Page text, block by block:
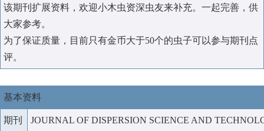
该期刊扩展资料，欢迎小木虫资深虫友来补充。一起完善，供
大家参考。
为了保证质量，目前只有金币大于50个的虫子可以参与期刊点
评。
基本资料
期刊
JOURNAL OF DISPERSION SCIENCE AND